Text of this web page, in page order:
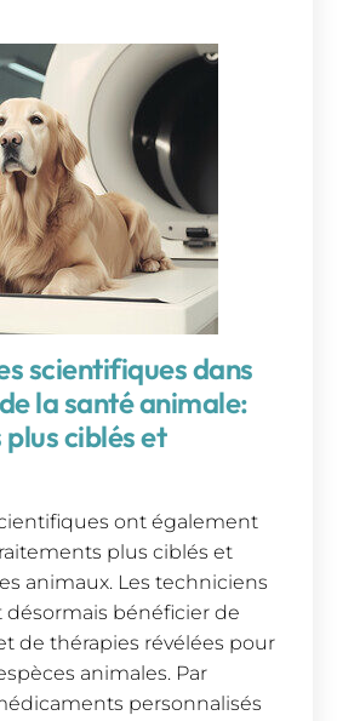
scientifiques dans
la santé animale:
ciblés et
ont également
plus ciblés et
animaux. Les techniciens
désormais bénéficier de
de thérapies révélées pour
animales. Par
personnalisés